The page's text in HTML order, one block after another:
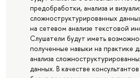
предобработки, анализа и
сложноструктурированных
на сетевом анализе текстовой
Слушатели будут иметь
полученные навыки на практике
анализа
данных. В качестве